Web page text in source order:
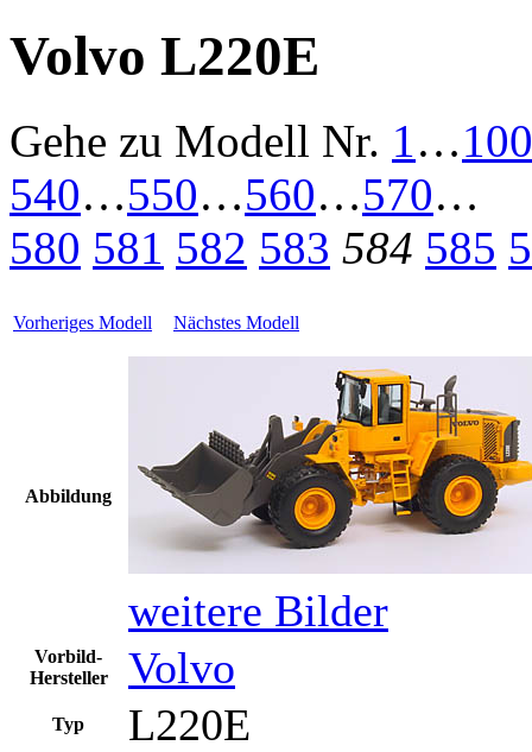
Volvo L220E
Gehe zu Modell Nr. 1…100
540…550…560…570…
580 581 582 583 584 585
Vorheriges Modell Nächstes Modell
Abbildung
weitere Bilder
Vorbild-
Hersteller
Volvo
Typ L220E